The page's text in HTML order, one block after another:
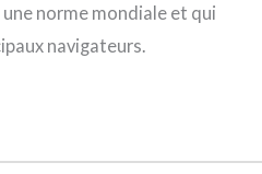
norme mondiale et qui
navigateurs.